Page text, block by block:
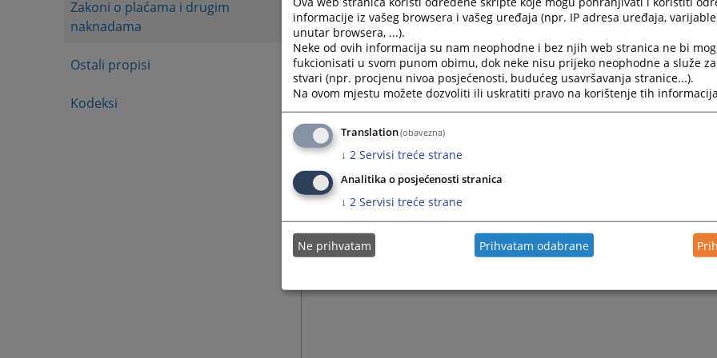
Zakoni o plaćama i drugim
naknadama
Ostali propisi
Kodeksi
Zakon o plaćama i drugim naknadama sudija i tužilaca u
Zakon o plaćama uposlenika u institucijama pravosuđa
Zakon o plaćama zaposlenih u institucijama pravosuđa
informacije iz vašeg browsera i vašeg uređaja (npr. IP adresa uređaja,
unutar browsera, ...).
Neke od ovih informacija su nam neophodne i bez njih web stranica ne bi
fukcionisati u svom punom obimu, dok neke nisu prijeko neophodne a služe
stvari (npr. procjenu nivoa posjećenosti, budućeg usavršavanja stranice...).
Na ovom mjestu možete dozvoliti ili uskratiti pravo na korištenje tih
Translation(obavezna)
↓ 2 Servisi treće strane
Analitika o posjećenosti stranica
↓ 2 Servisi treće strane
Ne prihvatam Prihvatam odabrane